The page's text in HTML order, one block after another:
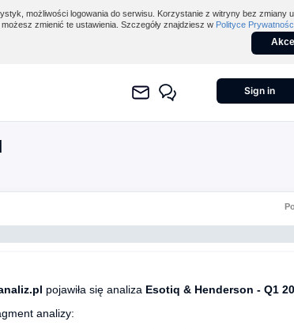
możliwości logowania do serwisu. Korzystanie z witryny bez zmiany
zmienić te ustawienia. Szczegóły znajdziesz w Polityce
Sign in
pojawiła się analiza Esotiq & Henderson - Q1
analizy: